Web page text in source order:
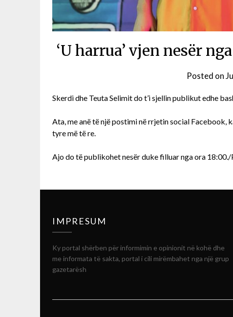
‘U harrua’ vjen nesër
Posted on
Skerdi dhe Teuta Selimit do t’i sjellin publikut edhe
Ata, me anë të një postimi në rrjetin social Facebook,
tyre më të re.
Ajo do të publikohet nesër duke filluar nga ora 18:00./
IMPRESUM
Ky portal shërben për informimin e opinionit në kohë dhe
me informata të sakta, portal i cili mirëmbahet nga një grup
gazetarësh